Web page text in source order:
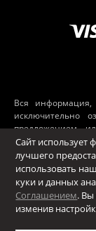
Вся информация,
исключительно
предложением
рассматриваться
Принимая во
проведению
аффилированные
использование
ущерб,
Сайт использует
лучшего
использовать
куки и данных
Соглашением. Вы
изменив